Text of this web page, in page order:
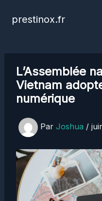
prestinox.fr
L’Assemblée
Vietnam
numérique
Par Joshua /